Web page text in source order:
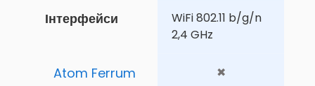
Інтерфейси
WiFi 802.11 b/g/n
2,4 GHz
Atom Ferrum ✖